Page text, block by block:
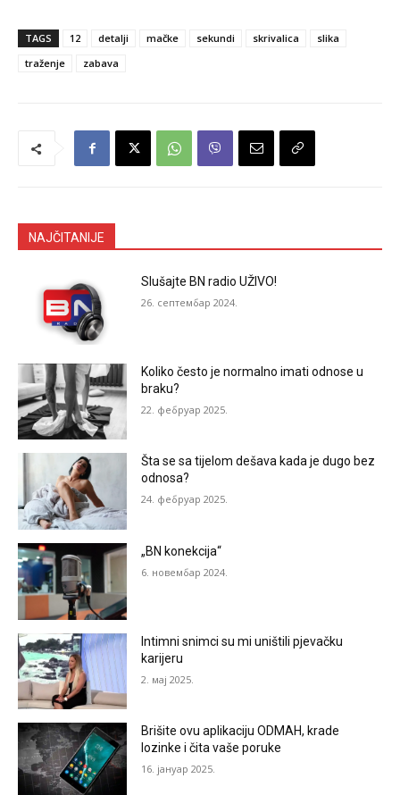
TAGS 12 detalji mačke sekundi skrivalica
slika
traženje
zabava
NAJČITANIJE
Slušajte BN radio UŽIVO!
26. септембар 2024.
Koliko često je normalno imati odnose u
braku?
22. фебруар 2025.
Šta se sa tijelom dešava kada je dugo bez
odnosa?
24. фебруар 2025.
„BN konekcija“
6. новембар 2024.
Intimni snimci su mi uništili pjevačku
karijeru
2. мај 2025.
Brišite ovu aplikaciju ODMAH, krade
lozinke i čita vaše poruke
16. јануар 2025.